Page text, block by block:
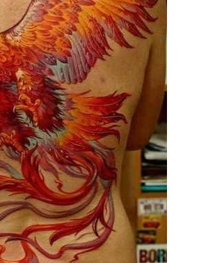
订阅号：laobing66666 打造国
案及手稿 纹身作品 一站搞定！回复相
中国最强最全纹身图案尽在其中！